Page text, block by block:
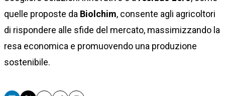
quelle proposte da Biolchim, consente agli agricoltori
di rispondere alle sfide del mercato, massimizzando la
resa economica e promuovendo una produzione
sostenibile.